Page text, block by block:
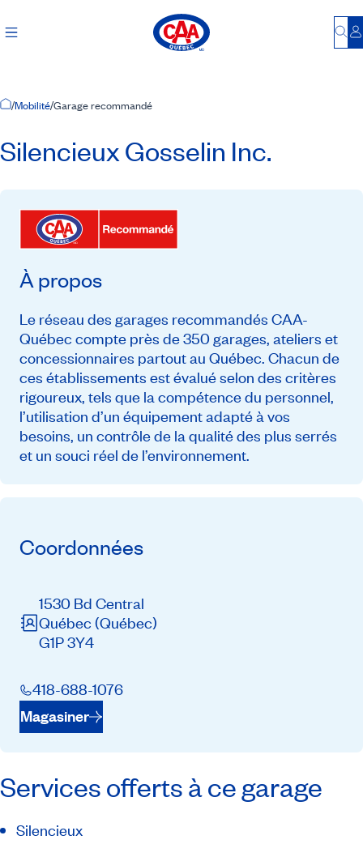
Accueil
/Mobilité/Garage recommandé
Silencieux Gosselin Inc.
À propos
Le réseau des garages recommandés CAA-
Québec compte près de 350 garages, ateliers et
concessionnaires partout au Québec. Chacun de
ces établissements est évalué selon des critères
rigoureux, tels que la compétence du personnel,
l’utilisation d’un équipement adapté à vos
besoins, un contrôle de la qualité des plus serrés
et un souci réel de l’environnement.
Coordonnées
1530 Bd Central
Québec (Québec)
G1P 3Y4
418-688-1076
Magasiner
Services offerts à ce garage
Silencieux